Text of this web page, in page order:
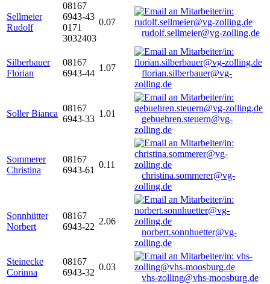
Sellmeier
Rudolf
08167
6943-43
0171
3032403
0.07
rudolf.sellmeier@vg-zolling.de
Silberbauer
Florian
08167
6943-44
1.07
florian.silberbauer@vg-
zolling.de
Soller Bianca
08167
6943-33
1.01
gebuehren.steuern@vg-
zolling.de
Sommerer
Christina
08167
6943-61
0.11
christina.sommerer@vg-
zolling.de
Sonnhütter
Norbert
08167
6943-22
2.06
norbert.sonnhuetter@vg-
zolling.de
Steinecke
Corinna
08167
6943-32
0.03
vhs-zolling@vhs-moosburg.de